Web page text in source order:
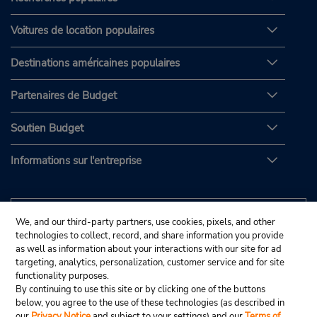
Voitures de location populaires
Destinations américaines populaires
Partenaires de Budget
Soutien Budget
Informations sur l'entreprise
We, and our third-party partners, use cookies, pixels, and other
technologies to collect, record, and share information you provide
as well as information about your interactions with our site for ad
targeting, analytics, personalization, customer service and for site
functionality purposes.
By continuing to use this site or by clicking one of the buttons
below, you agree to the use of these technologies (as described in